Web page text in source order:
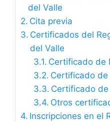
del Valle
Cita previa
Certificados del
del Valle
Certificado de
Certificado
Certificado
Otros
Inscripciones en el